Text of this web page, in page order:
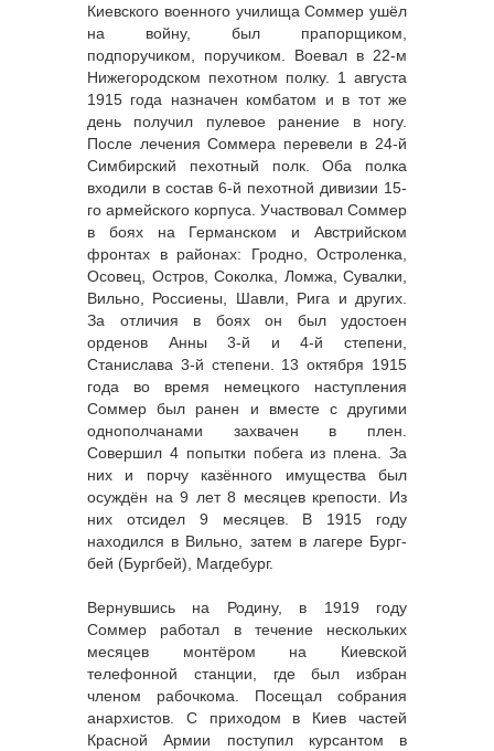
Киевского военного училища Соммер ушёл
на войну, был прапорщиком,
подпоручиком, поручиком. Воевал в 22-м
Нижегородском пехотном полку. 1 августа
1915 года назначен комбатом и в тот же
день получил пулевое ранение в ногу.
После лечения Соммера перевели в 24-й
Симбирский пехотный полк. Оба полка
входили в состав 6-й пехотной дивизии 15-
го армейского корпуса. Участвовал Соммер
в боях на Германском и Австрийском
фронтах в районах: Гродно, Остроленка,
Осовец, Остров, Соколка, Ломжа, Сувалки,
Вильно, Россиены, Шавли, Рига и других.
За отличия в боях он был удостоен
орденов Анны 3-й и 4-й степени,
Станислава 3-й степени. 13 октября 1915
года во время немецкого наступления
Соммер был ранен и вместе с другими
однополчанами захвачен в плен.
Совершил 4 попытки побега из плена. За
них и порчу казённого имущества был
осуждён на 9 лет 8 месяцев крепости. Из
них отсидел 9 месяцев. В 1915 году
находился в Вильно, затем в лагере Бург-
бей (Бургбей), Магдебург.
Вернувшись на Родину, в 1919 году
Соммер работал в течение нескольких
месяцев монтёром на Киевской
телефонной станции, где был избран
членом рабочкома. Посещал собрания
анархистов. С приходом в Киев частей
Красной Армии поступил курсантом в